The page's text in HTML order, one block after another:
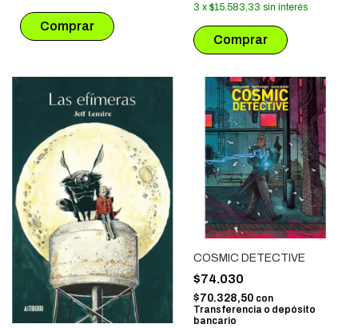
3 x $15.583,33 sin interés
COSMIC DETECTIVE
$74.030
$70.328,50 con
Transferencia o depósito
bancario